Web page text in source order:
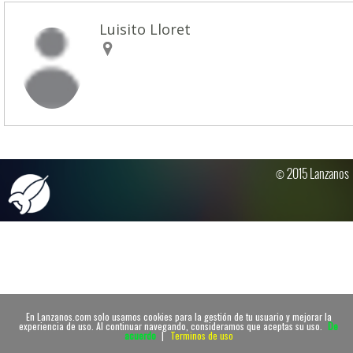
En Lanzanos.com solo usamos cookies para la gestión de tu usuario y mejorar la
experiencia de uso. Al continuar navegando, consideramos que aceptas su uso. De
acuerdo | Terminos de uso
Luisito Lloret
© 2015 Lanzanos